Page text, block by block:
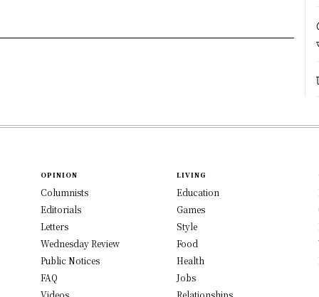
OPINION
Columnists
Editorials
Letters
Wednesday Review
Public Notices
FAQ
Videos
LIVING
Education
Games
Style
Food
Health
Jobs
Relationships